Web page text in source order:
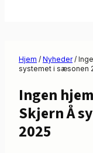
Hjem / Nyheder /
systemet i sæsonen
Ingen
Skjern Å
2025